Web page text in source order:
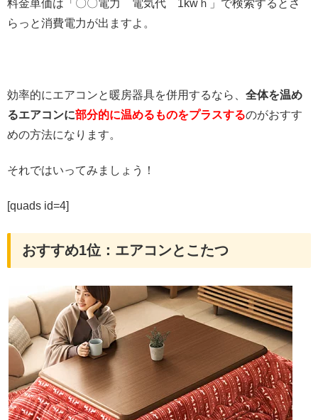
料金単価は「〇〇電力 電気代 1kwｈ」で検索するとさ
らっと消費電力が出ますよ。
効率的にエアコンと暖房器具を併用するなら、 全体を温め
るエアコンに部分的に温めるものをプラスするのがおすす
めの方法になります。
それではいってみましょう！
[quads id=4]
おすすめ1位：エアコンとこたつ